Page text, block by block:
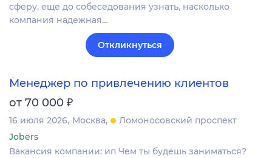
сферу, еще до собеседования узнать, насколько
компания надежная…
Откликнуться
Менеджер по привлечению клиентов
от 70 000 ₽
16 июля 2026 Москва
Ломоносовский проспект
Jobers
Вакансия компании: ип Чем ты будешь заниматься?